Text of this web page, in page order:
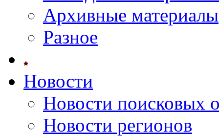
Архивные материалы
Разное
Новости
Новости поисковых
Новости регионов